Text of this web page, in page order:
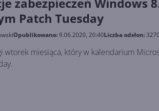
Patch Tuesday
Opublikowano:9.06.2020, 20:40Liczba odsłon:
wtorek miesiąca, który w kalendarium